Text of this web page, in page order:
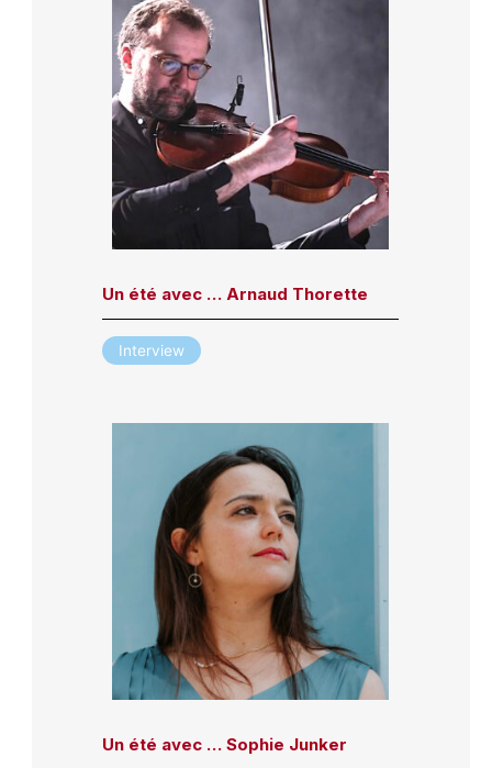
Un été avec … Arnaud Thorette
Interview
Un été avec … Sophie Junker